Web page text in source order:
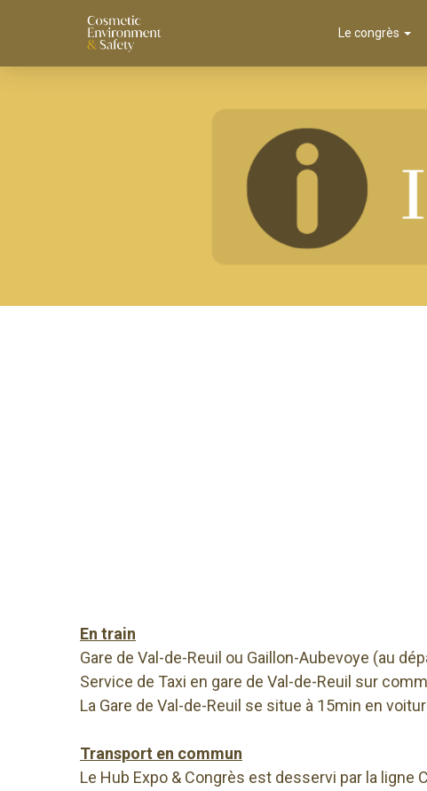
Le congrès
En train
Gare de Val-de-Reuil ou Gaillon-Aubevoye (au
Service de Taxi en gare de Val-de-Reuil sur
La Gare de Val-de-Reuil se situe à 15min en
Transport en commun
Le Hub Expo & Congrès est desservi par la ligne